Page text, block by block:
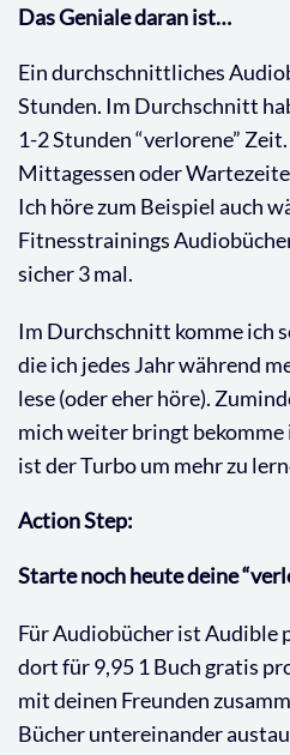
Das Geniale daran ist…
Ein durchschnittliches
Stunden. Im Durchschnitt
1-2 Stunden “verlorene”
Mittagessen oder
Ich höre zum Beispiel auch
Fitnesstrainings
sicher 3 mal.
Im Durchschnitt komme ich
die ich jedes Jahr während
lese (oder eher höre).
mich weiter bringt bekomme
ist der Turbo um mehr zu
Action Step:
Starte noch heute deine
Für Audiobücher ist Audible
dort für 9,95 1 Buch gratis
mit deinen Freunden
Bücher untereinander